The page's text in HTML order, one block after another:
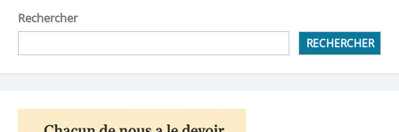
Rechercher
RECHERCHER